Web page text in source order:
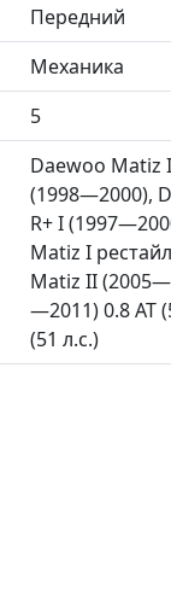
Передний
Механика
5
Daewoo Matiz
(1998—2000),
R+ I
Matiz I
Matiz II
—2011) 0.8 AT
(51 л.с.)